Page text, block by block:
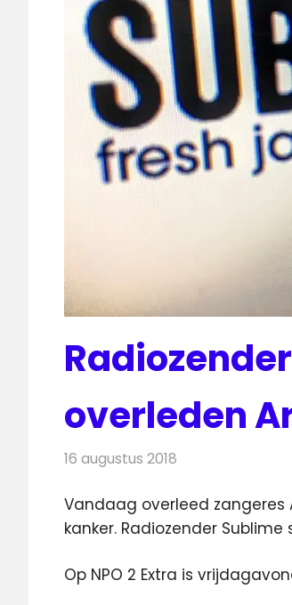
overleden
16 augustus 2018
Vandaag overleed
kanker. Radiozender
Op NPO 2 Extra is